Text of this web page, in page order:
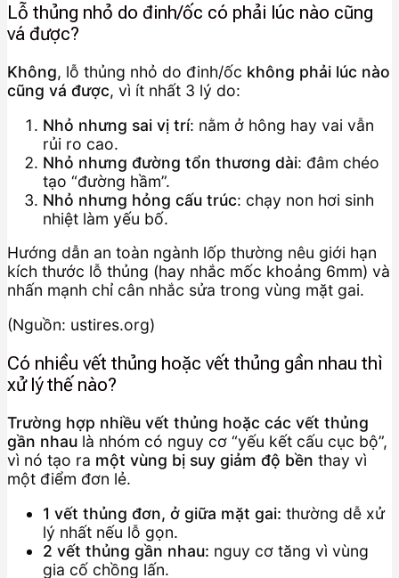
Lỗ thủng nhỏ do đinh/ốc có phải lúc nào cũng
vá được?
Không, lỗ thủng nhỏ do đinh/ốc không phải lúc nào
cũng vá được, vì ít nhất 3 lý do:
Nhỏ nhưng sai vị trí: nằm ở hông hay vai vẫn
rủi ro cao.
Nhỏ nhưng đường tổn thương dài: đâm chéo
tạo “đường hầm”.
Nhỏ nhưng hỏng cấu trúc: chạy non hơi sinh
nhiệt làm yếu bố.
Hướng dẫn an toàn ngành lốp thường nêu giới hạn
kích thước lỗ thủng (hay nhắc mốc khoảng 6mm) và
nhấn mạnh chỉ cân nhắc sửa trong vùng mặt gai.
(Nguồn: ustires.org)
Có nhiều vết thủng hoặc vết thủng gần nhau thì
xử lý thế nào?
Trường hợp nhiều vết thủng hoặc các vết thủng
gần nhau là nhóm có nguy cơ “yếu kết cấu cục bộ”,
vì nó tạo ra một vùng bị suy giảm độ bền thay vì
một điểm đơn lẻ.
1 vết thủng đơn, ở giữa mặt gai: thường dễ xử
lý nhất nếu lỗ gọn.
2 vết thủng gần nhau: nguy cơ tăng vì vùng
gia cố chồng lấn.